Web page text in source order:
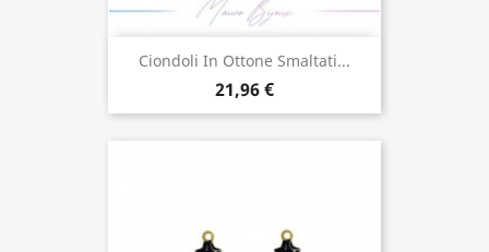
Ciondoli In Ottone Smaltati...
21,96 €